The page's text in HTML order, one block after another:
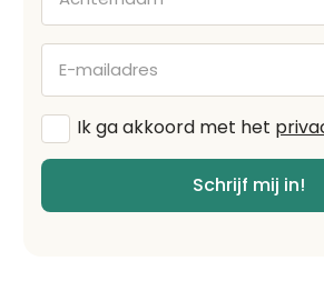
E-
mailadres
Algemene
voorwaarden
Ik ga akkoord met het
Schrijf mij in!